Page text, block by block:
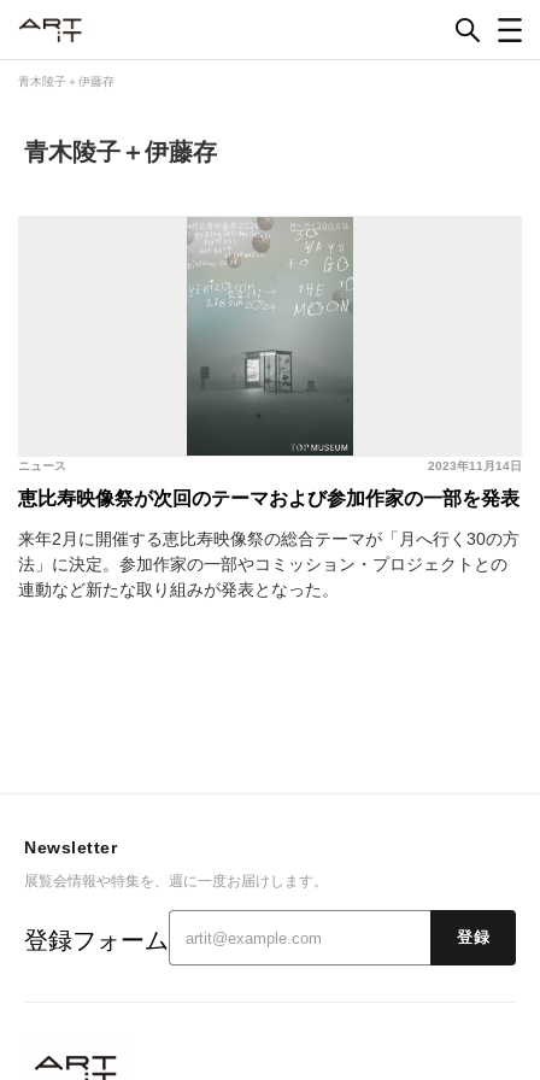
青木陵子＋伊藤存
青木陵子＋伊藤存
2023年11月14日
ニュース
恵比寿映像祭が次回のテーマおよび参加作家の一部を発表
来年2月に開催する恵比寿映像祭の総合テーマが「月へ行く30の方
法」に決定。参加作家の一部やコミッション・プロジェクトとの
連動など新たな取り組みが発表となった。
Newsletter
展覧会情報や特集を、週に一度お届けします。
登録フォーム 登録